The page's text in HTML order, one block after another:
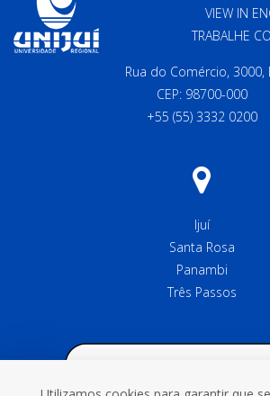
VIEW IN
TRABALHE
Rua do Comércio, 3000,
CEP: 98700-000
+55 (55) 3332 0200
Ijuí
Santa Rosa
Panambi
Três Passos